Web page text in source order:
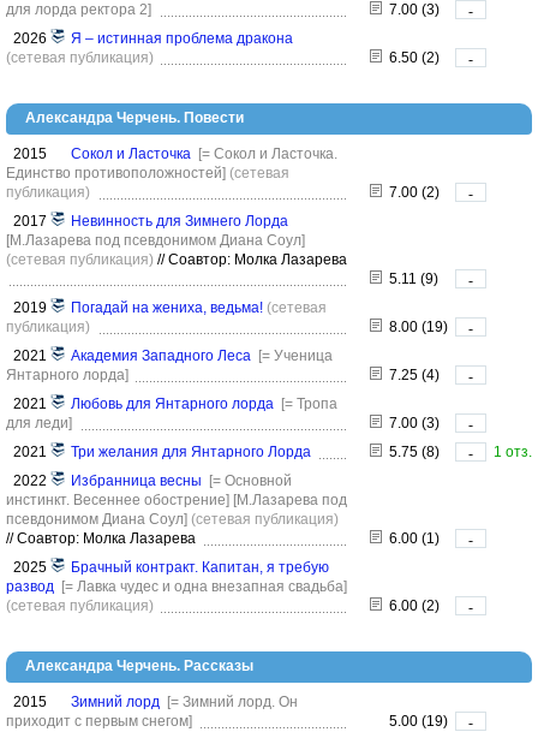
для лорда ректора 2]
7.00 (3)
-
2026
Я – истинная проблема дракона
(сетевая публикация)
6.50 (2) -
Александра Черчень. Повести
2015 Сокол и Ласточка [= Сокол и Ласточка.
Единство противоположностей] (сетевая
публикация)
7.00 (2)
-
2017
Невинность для Зимнего Лорда
[М.Лазарева под псевдонимом Диана Соул]
(сетевая публикация) //Соавтор: Молка Лазарева
5.11 (9)
-
2019
Погадай на жениха, ведьма! (сетевая
публикация)
8.00 (19)
-
2021
Академия Западного Леса [= Ученица
Янтарного лорда]
7.25 (4)
-
2021
Любовь для Янтарного лорда [= Тропа
для леди]
7.00 (3)
-
2021
Три желания для Янтарного Лорда 5.75 (8) -
1 отз.
2022
Избранница весны
[= Основной
инстинкт. Весеннее обострение] [М.Лазарева под
псевдонимом Диана Соул] (сетевая публикация)
//Соавтор: Молка Лазарева 6.00 (1)
-
2025
Брачный контракт. Капитан, я требую
развод [= Лавка чудес и одна внезапная свадьба]
(сетевая публикация)
6.00 (2) -
Александра Черчень. Рассказы
2015 Зимний лорд [= Зимний лорд. Он
приходит с первым снегом]
5.00 (19)
-